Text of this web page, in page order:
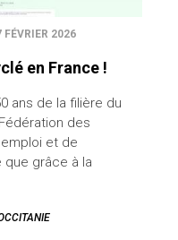
FÉVRIER 2026
en France !
ans de la filière du
des
et de
que grâce à la